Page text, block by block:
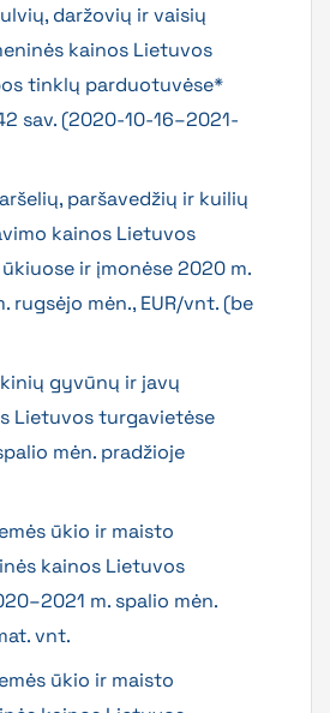
daržovių ir vaisių
kainos Lietuvos
tinklų parduotuvėse*
sav. (2020-10-16–2021-
paršavedžių ir kuilių
kainos Lietuvos
ir įmonėse 2020 m.
rugsėjo mėn., EUR/vnt. (be
gyvūnų ir javų
Lietuvos turgavietėse
mėn. pradžioje
ūkio ir maisto
kainos Lietuvos
m. spalio mėn.
vnt.
ūkio ir maisto